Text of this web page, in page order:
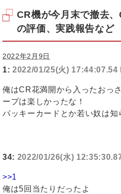
CR機が今月末で撤去
の評価、実践報告など
2022年2月9日
1: 2022/01/25(火) 17:44:07.54
俺はCR花満開から入ったおっ
ープは楽しかったな！
パッキーカードとか若い奴は知
34: 2022/01/26(水)
>>1
俺は5回当たりだったよ